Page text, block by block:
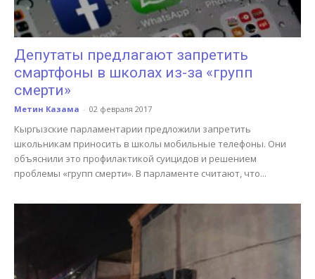
Депутаты предлагают запретить
смартфоны в школах из-за «групп
смерти»
Метин Казама - 02 февраля 2017
Кыргызские парламентарии предложили запретить
школьникам приносить в школы мобильные телефоны. Они
объяснили это профилактикой суицидов и решением
проблемы «групп смерти». В парламенте считают, что...